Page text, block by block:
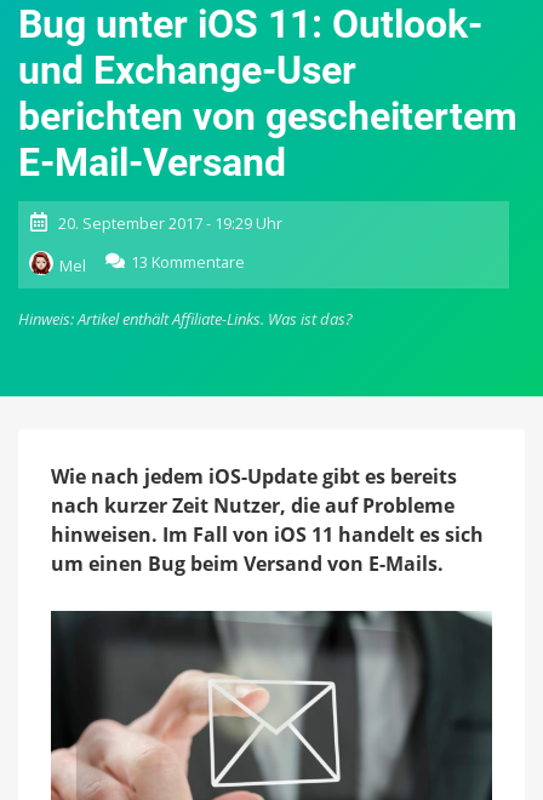
Bug unter iOS 11: Outlook-
und Exchange-User
berichten von gescheitertem
E-Mail-Versand
20. September 2017 - 19:29 Uhr
Mel
13 Kommentare
Bug
unter
iOS
und
berichten
von
gescheitertem
E-
Mail-
Hinweis: Artikel enthält Affiliate-Links. Was ist das?
Wie nach jedem iOS-Update gibt es bereits
nach kurzer Zeit Nutzer, die auf Probleme
hinweisen. Im Fall von iOS 11 handelt es sich
um einen Bug beim Versand von E-Mails.